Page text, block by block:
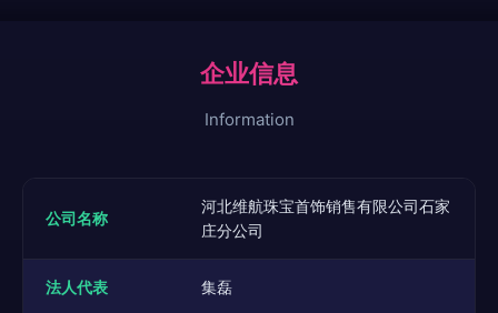
企业信息
Information
公司名称
河北维航珠宝首饰销售有限公司石家
庄分公司
法人代表 集磊